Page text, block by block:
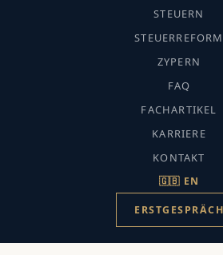
STEUERN
STEUERREFORM
ZYPERN
FAQ
FACHARTIKEL
KARRIERE
KONTAKT
🇬🇧 EN
ERSTGESPRÄCH
Trust & Stiftung
TRUST & STIFTUNG
Trust Protector Rolle
CMC-Fachredaktion ·
2026 · Lesezeit ca. 11 Min.